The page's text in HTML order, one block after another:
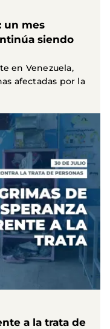
un mes
siendo
en Venezuela,
afectadas por la
a la trata de